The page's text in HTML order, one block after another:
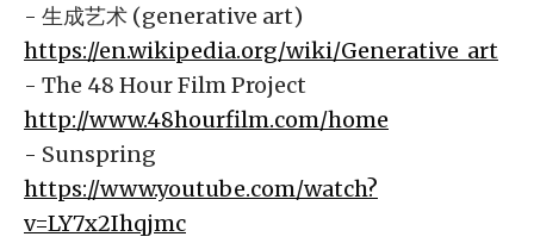
- 生成艺术 (generative art)
https://en.wikipedia.org/wiki/Generative_art
- The 48 Hour Film Project
http://www.48hourfilm.com/home
- Sunspring
https://www.youtube.com/watch?
v=LY7x2Ihqjmc